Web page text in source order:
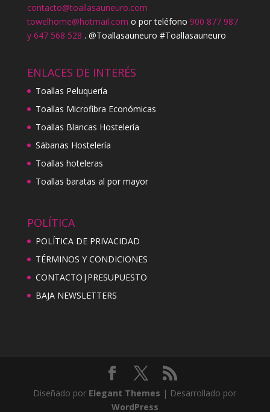
contacto@toallasauneuro.com
towelhome@hotmail.com o por teléfono 900 877 987
y 647 568 528 . @Toallasauneuro #Toallasauneuro
ENLACES DE INTERÉS
Toallas Peluquería
Toallas Microfibra Económicas
Toallas Blancas Hostelería
Sábanas Hostelería
Toallas hoteleras
Toallas baratas al por mayor
POLÍTICA
POLÍTICA DE PRIVACIDAD
TÉRMINOS Y CONDICIONES
CONTACTO|PRESUPUESTO
BAJA NEWSLETTERS
Diseñado por Elegant Themes | Desarrollado por
WordPress